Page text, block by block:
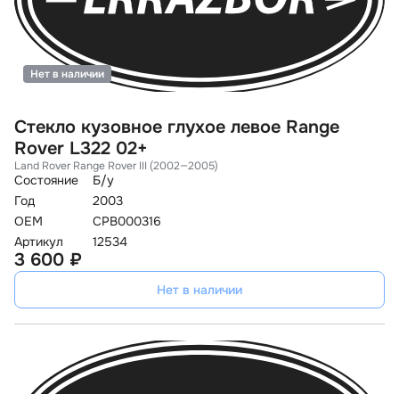
Стекло кузовное глухое левое Range
Rover L322 02+
Land Rover Range Rover III (2002—2005)
Состояние
Б/у
Год
2003
OEM
CPB000316
Артикул
12534
Нет в наличии
3 600 ₽
Нет в наличии